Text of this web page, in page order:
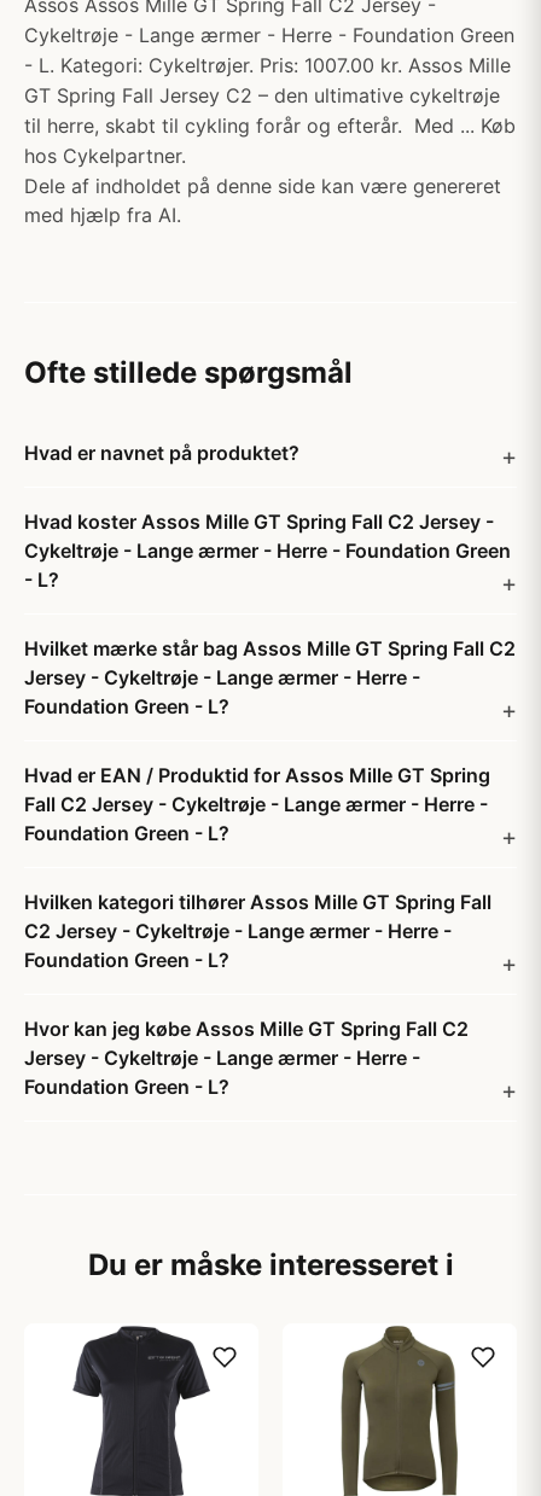
Assos Assos Mille GT Spring Fall C2 Jersey -
Cykeltrøje - Lange ærmer - Herre - Foundation Green
- L. Kategori: Cykeltrøjer. Pris: 1007.00 kr. Assos Mille
GT Spring Fall Jersey C2 – den ultimative cykeltrøje
til herre, skabt til cykling forår og efterår. Med ... Køb
hos Cykelpartner.
Dele af indholdet på denne side kan være genereret
med hjælp fra AI.
Ofte stillede spørgsmål
Hvad er navnet på produktet?
Hvad koster Assos Mille GT Spring Fall C2 Jersey -
Cykeltrøje - Lange ærmer - Herre - Foundation Green
- L?
Hvilket mærke står bag Assos Mille GT Spring Fall C2
Jersey - Cykeltrøje - Lange ærmer - Herre -
Foundation Green - L?
Hvad er EAN / Produktid for Assos Mille GT Spring
Fall C2 Jersey - Cykeltrøje - Lange ærmer - Herre -
Foundation Green - L?
Hvilken kategori tilhører Assos Mille GT Spring Fall
C2 Jersey - Cykeltrøje - Lange ærmer - Herre -
Foundation Green - L?
Hvor kan jeg købe Assos Mille GT Spring Fall C2
Jersey - Cykeltrøje - Lange ærmer - Herre -
Foundation Green - L?
Du er måske interesseret i